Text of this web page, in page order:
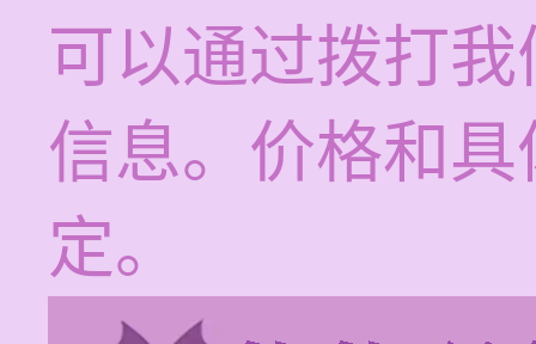
可以通过拨打
信息。价格和
定。